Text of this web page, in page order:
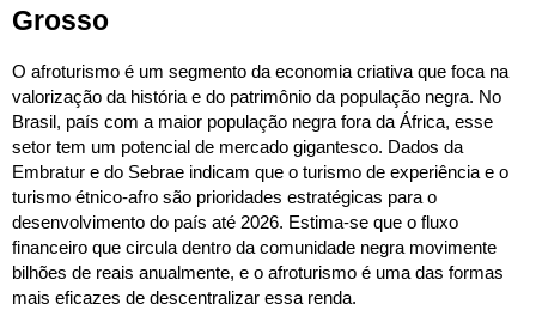
Grosso
O afroturismo é um segmento da economia criativa que foca na
valorização da história e do patrimônio da população negra. No
Brasil, país com a maior população negra fora da África, esse
setor tem um potencial de mercado gigantesco. Dados da
Embratur e do Sebrae indicam que o turismo de experiência e o
turismo étnico-afro são prioridades estratégicas para o
desenvolvimento do país até 2026. Estima-se que o fluxo
financeiro que circula dentro da comunidade negra movimente
bilhões de reais anualmente, e o afroturismo é uma das formas
mais eficazes de descentralizar essa renda.